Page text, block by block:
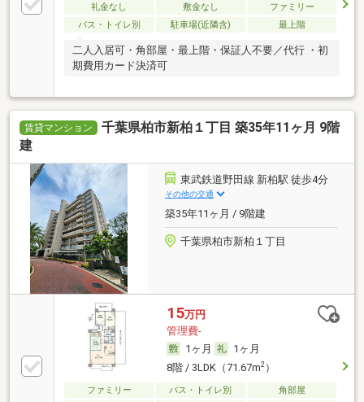
礼金なし 敷金なし
ファミリー
バス・トイレ別
駐車場(近隣含) 最上階
二人入居可・角部屋・最上階・保証人不要／代行 ・初
期費用カード決済可
賃貸マンション
千葉県柏市新柏１丁目 築35年11ヶ月 9階
建
東武鉄道野田線 新柏駅 徒歩4分
その他の交通
築35年11ヶ月 / 9階建
千葉県柏市新柏１丁目
15万円
管理費-
1ヶ月
1ヶ月
8階 / 3LDK（71.67m2）
ファミリー バス・トイレ別
角部屋